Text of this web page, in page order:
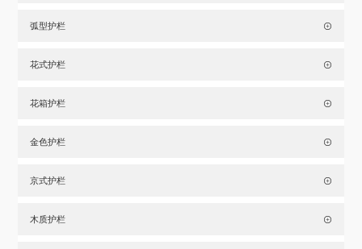
弧型护栏
花式护栏
花箱护栏
金色护栏
京式护栏
木质护栏